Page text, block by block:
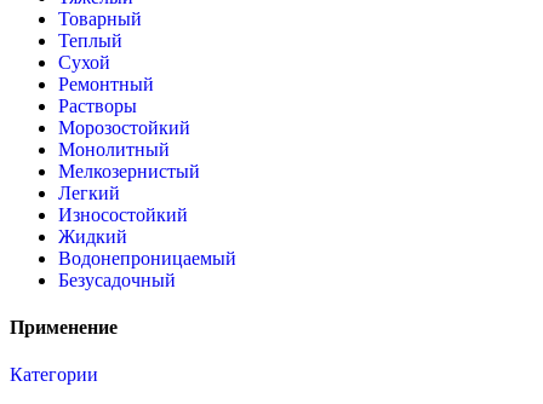
Товарный
Теплый
Сухой
Ремонтный
Растворы
Морозостойкий
Монолитный
Мелкозернистый
Легкий
Износостойкий
Жидкий
Водонепроницаемый
Безусадочный
Применение
Категории